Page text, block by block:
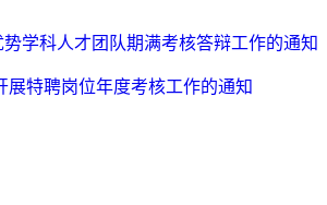
学科人才团队期满考核答辩工作的通知
展特聘岗位年度考核工作的通知